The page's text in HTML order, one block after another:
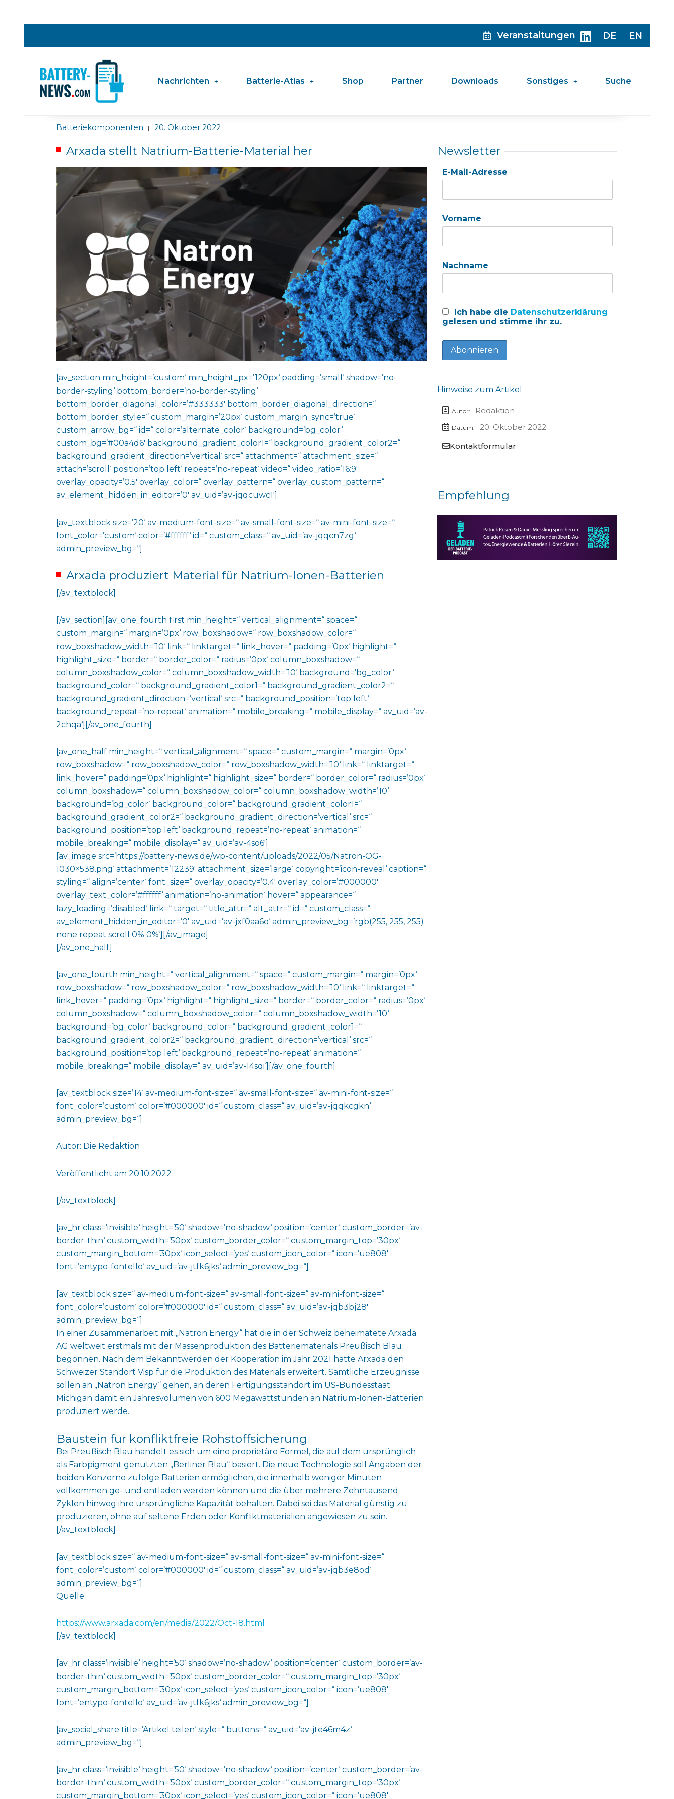
Veranstaltungen DE EN
Nachrichten Batterie-Atlas Shop Partner Downloads Sonstiges Suche
Batteriekomponenten | 20. Oktober 2022
Arxada stellt Natrium-Batterie-Material her
[av_section min_height=’custom‘ min_height_px=’120px‘ padding=’small‘ shadow=’no-
border-styling‘ bottom_border=’no-border-styling‘
bottom_border_diagonal_color=’#333333′ bottom_border_diagonal_direction=“
bottom_border_style=“ custom_margin=’20px‘ custom_margin_sync=’true‘
custom_arrow_bg=“ id=“ color=’alternate_color‘ background=’bg_color‘
custom_bg=’#00a4d6′ background_gradient_color1=“ background_gradient_color2=“
background_gradient_direction=’vertical‘ src=“ attachment=“ attachment_size=“
attach=’scroll‘ position=’top left‘ repeat=’no-repeat‘ video=“ video_ratio=’16:9′
overlay_opacity=’0.5′ overlay_color=“ overlay_pattern=“ overlay_custom_pattern=“
av_element_hidden_in_editor=’0′ av_uid=’av-jqqcuwc1′]
[av_textblock size=’20‘ av-medium-font-size=“ av-small-font-size=“ av-mini-font-size=“
font_color=’custom‘ color=’#ffffff‘ id=“ custom_class=“ av_uid=’av-jqqcn7zg‘
admin_preview_bg=“]
Arxada produziert Material für Natrium-Ionen-Batterien
[/av_textblock]
[/av_section][av_one_fourth first min_height=“ vertical_alignment=“ space=“
custom_margin=“ margin=’0px‘ row_boxshadow=“ row_boxshadow_color=“
row_boxshadow_width=’10‘ link=“ linktarget=“ link_hover=“ padding=’0px‘ highlight=“
highlight_size=“ border=“ border_color=“ radius=’0px‘ column_boxshadow=“
column_boxshadow_color=“ column_boxshadow_width=’10‘ background=’bg_color‘
background_color=“ background_gradient_color1=“ background_gradient_color2=“
background_gradient_direction=’vertical‘ src=“ background_position=’top left‘
background_repeat=’no-repeat‘ animation=“ mobile_breaking=“ mobile_display=“ av_uid=’av-
2chqa‘][/av_one_fourth]
[av_one_half min_height=“ vertical_alignment=“ space=“ custom_margin=“ margin=’0px‘
row_boxshadow=“ row_boxshadow_color=“ row_boxshadow_width=’10‘ link=“ linktarget=“
link_hover=“ padding=’0px‘ highlight=“ highlight_size=“ border=“ border_color=“ radius=’0px‘
column_boxshadow=“ column_boxshadow_color=“ column_boxshadow_width=’10‘
background=’bg_color‘ background_color=“ background_gradient_color1=“
background_gradient_color2=“ background_gradient_direction=’vertical‘ src=“
background_position=’top left‘ background_repeat=’no-repeat‘ animation=“
mobile_breaking=“ mobile_display=“ av_uid=’av-4so6′]
[av_image src=’https://battery-news.de/wp-content/uploads/2022/05/Natron-OG-
1030×538.png‘ attachment=’12239′ attachment_size=’large‘ copyright=’icon-reveal‘ caption=“
styling=“ align=’center‘ font_size=“ overlay_opacity=’0.4′ overlay_color=’#000000′
overlay_text_color=’#ffffff‘ animation=’no-animation‘ hover=“ appearance=“
lazy_loading=’disabled‘ link=“ target=“ title_attr=“ alt_attr=“ id=“ custom_class=“
av_element_hidden_in_editor=’0′ av_uid=’av-jxf0aa6o‘ admin_preview_bg=’rgb(255, 255, 255)
none repeat scroll 0% 0%‘][/av_image]
[/av_one_half]
[av_one_fourth min_height=“ vertical_alignment=“ space=“ custom_margin=“ margin=’0px‘
row_boxshadow=“ row_boxshadow_color=“ row_boxshadow_width=’10‘ link=“ linktarget=“
link_hover=“ padding=’0px‘ highlight=“ highlight_size=“ border=“ border_color=“ radius=’0px‘
column_boxshadow=“ column_boxshadow_color=“ column_boxshadow_width=’10‘
background=’bg_color‘ background_color=“ background_gradient_color1=“
background_gradient_color2=“ background_gradient_direction=’vertical‘ src=“
background_position=’top left‘ background_repeat=’no-repeat‘ animation=“
mobile_breaking=“ mobile_display=“ av_uid=’av-14sqi‘][/av_one_fourth]
[av_textblock size=’14‘ av-medium-font-size=“ av-small-font-size=“ av-mini-font-size=“
font_color=’custom‘ color=’#000000′ id=“ custom_class=“ av_uid=’av-jqqkcgkn‘
admin_preview_bg=“]
Autor: Die Redaktion
Veröffentlicht am 20.10.2022
[/av_textblock]
[av_hr class=’invisible‘ height=’50‘ shadow=’no-shadow‘ position=’center‘ custom_border=’av-
border-thin‘ custom_width=’50px‘ custom_border_color=“ custom_margin_top=’30px‘
custom_margin_bottom=’30px‘ icon_select=’yes‘ custom_icon_color=“ icon=’ue808′
font=’entypo-fontello‘ av_uid=’av-jtfk6jks‘ admin_preview_bg=“]
[av_textblock size=“ av-medium-font-size=“ av-small-font-size=“ av-mini-font-size=“
font_color=’custom‘ color=’#000000′ id=“ custom_class=“ av_uid=’av-jqb3bj28′
admin_preview_bg=“]
In einer Zusammenarbeit mit „Natron Energy“ hat die in der Schweiz beheimatete Arxada
AG weltweit erstmals mit der Massenproduktion des Batteriematerials Preußisch Blau
begonnen. Nach dem Bekanntwerden der Kooperation im Jahr 2021 hatte Arxada den
Schweizer Standort Visp für die Produktion des Materials erweitert. Sämtliche Erzeugnisse
sollen an „Natron Energy“ gehen, an deren Fertigungsstandort im US-Bundesstaat
Michigan damit ein Jahresvolumen von 600 Megawattstunden an Natrium-Ionen-Batterien
produziert werde.
Baustein für konfliktfreie Rohstoffsicherung
Bei Preußisch Blau handelt es sich um eine proprietäre Formel, die auf dem ursprünglich
als Farbpigment genutzten „Berliner Blau“ basiert. Die neue Technologie soll Angaben der
beiden Konzerne zufolge Batterien ermöglichen, die innerhalb weniger Minuten
vollkommen ge- und entladen werden können und die über mehrere Zehntausend
Zyklen hinweg ihre ursprüngliche Kapazität behalten. Dabei sei das Material günstig zu
produzieren, ohne auf seltene Erden oder Konfliktmaterialien angewiesen zu sein.
[/av_textblock]
[av_textblock size=“ av-medium-font-size=“ av-small-font-size=“ av-mini-font-size=“
font_color=’custom‘ color=’#000000′ id=“ custom_class=“ av_uid=’av-jqb3e8od‘
admin_preview_bg=“]
Quelle:
https://www.arxada.com/en/media/2022/Oct-18.html
[/av_textblock]
[av_hr class=’invisible‘ height=’50‘ shadow=’no-shadow‘ position=’center‘ custom_border=’av-
border-thin‘ custom_width=’50px‘ custom_border_color=“ custom_margin_top=’30px‘
custom_margin_bottom=’30px‘ icon_select=’yes‘ custom_icon_color=“ icon=’ue808′
font=’entypo-fontello‘ av_uid=’av-jtfk6jks‘ admin_preview_bg=“]
[av_social_share title=’Artikel teilen‘ style=“ buttons=“ av_uid=’av-jte46m4z‘
admin_preview_bg=“]
[av_hr class=’invisible‘ height=’50‘ shadow=’no-shadow‘ position=’center‘ custom_border=’av-
border-thin‘ custom_width=’50px‘ custom_border_color=“ custom_margin_top=’30px‘
custom_margin_bottom=’30px‘ icon_select=’yes‘ custom_icon_color=“ icon=’ue808′
Newsletter
E-Mail-Adresse
Vorname
Nachname
Ich habe die Datenschutzerklärung
gelesen und stimme ihr zu.
Hinweise zum Artikel
Autor: Redaktion
Datum:
20. Oktober 2022
Kontaktformular
Empfehlung